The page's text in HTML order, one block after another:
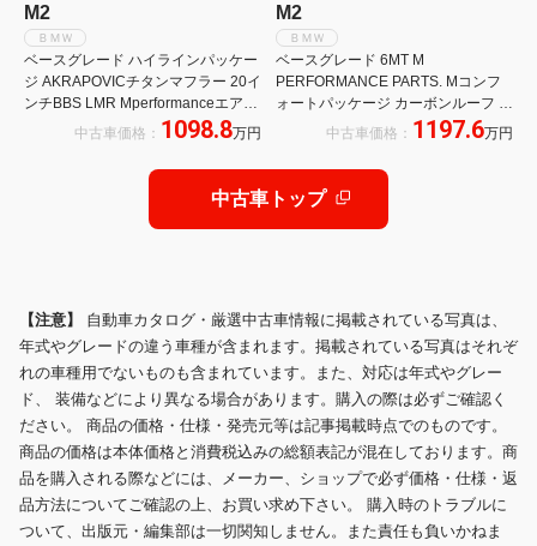
M2
ＢＭＷ
ベースグレード ハイラインパッケー
ジ AKRAPOVICチタンマフラー 20イ
ンチBBS LMR Mperformanceエアロ
(F/S/R) Mパフォスポーツサス
GruppeMカーボンラムエアシステム
イエローデイタイムライト
中古車価格： 1098.8万円
M2
ＢＭＷ
ベースグレード 6MT M
PERFORMANCE PARTS. Mコンフ
ォートパッケージ カーボンルーフ カ
ーボンウイング カーボンインテリア
HarmanKardOn
中古車価格： 1197.6万円
中古車トップ
【注意】 自動車カタログ・厳選中古車情報に掲載されている写真は、
年式やグレードの違う車種が含まれます。掲載されている写真はそれぞ
れの車種用でないものも含まれています。また、対応は年式やグレー
ド、 装備などにより異なる場合があります。購入の際は必ずご確認く
ださい。 商品の価格・仕様・発売元等は記事掲載時点でのものです。
商品の価格は本体価格と消費税込みの総額表記が混在しております。商
品を購入される際などには、メーカー、ショップで必ず価格・仕様・返
品方法についてご確認の上、お買い求め下さい。 購入時のトラブルに
ついて、出版元・編集部は一切関知しません。また責任も負いかねま